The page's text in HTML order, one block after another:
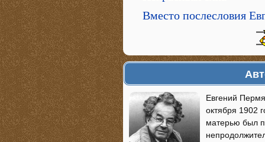
Вместо послесловия
Евгений
октября 1902
матерью был